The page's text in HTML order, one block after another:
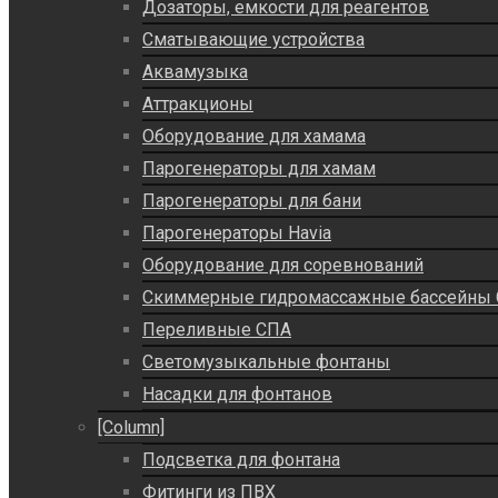
Дозаторы, емкости для реагентов
Сматывающие устройства
Аквамузыка
Аттракционы
Оборудование для хамама
Парогенераторы для хамам
Парогенераторы для бани
Парогенераторы Havia
Оборудование для соревнований
Скиммерные гидромассажные
Переливные СПА
Светомузыкальные фонтаны
Насадки для фонтанов
[Column]
Подсветка для фонтана
Фитинги из ПВХ